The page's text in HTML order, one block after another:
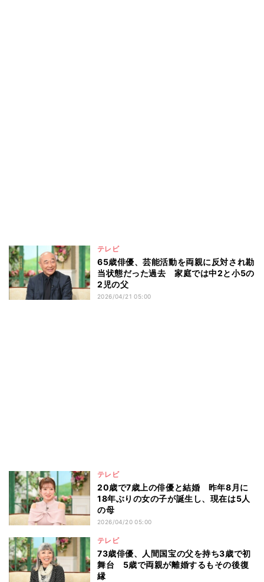
テレビ
65歳俳優、芸能活動を両親に反対され勘
当状態だった過去 家庭では中2と小5の
2児の父
2026/04/21 05:00
テレビ
20歳で7歳上の俳優と結婚 昨年8月に
18年ぶりの女の子が誕生し、現在は5人
の母
2026/04/20 05:00
テレビ
73歳俳優、人間国宝の父を持ち3歳で初
舞台 5歳で両親が離婚するもその後復
縁